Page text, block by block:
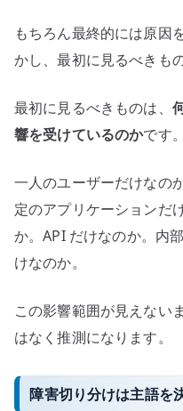
もちろん最終的には原因
かし、最初に見るべきも
最初に見るべきものは、
響を受けているのかです。
一人のユーザーだけなの
定のアプリケーションだ
か。API だけなのか。内
けなのか。
この影響範囲が見えない
はなく推測になります。
障害切り分けは主語を